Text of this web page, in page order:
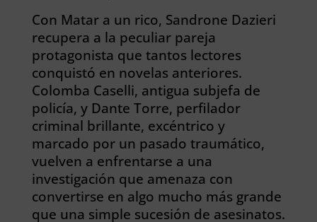
Con Matar a un rico, Sandrone Dazieri
recupera a la peculiar pareja
protagonista que tantos lectores
conquistó en novelas anteriores.
Colomba Caselli, antigua subjefa de
policía, y Dante Torre, perfilador
criminal brillante, excéntrico y
marcado por un pasado traumático,
vuelven a enfrentarse a una
investigación que amenaza con
convertirse en algo mucho más grande
que una simple sucesión de asesinatos.